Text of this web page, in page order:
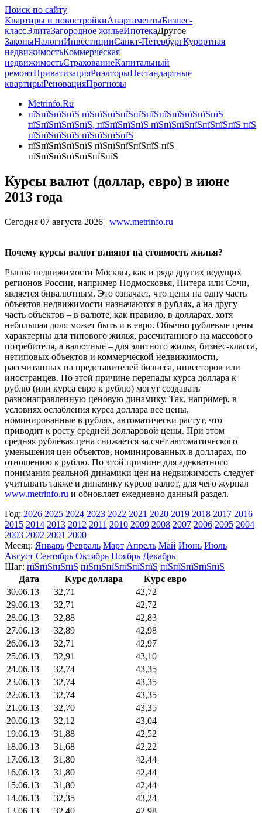
Поиск по сайту
Квартиры и новостройкиАпартаментыБизнес-
классЭлитаЗагородное жильеИпотекаДругое
ЗаконыНалогиИнвестицииСанкт-ПетербургКурортная
недвижимостьКоммерческая
недвижимостьСтрахованиеКапитальный
ремонтПриватизацияРиэлторыНестандартные
квартирыРеновацияПрогнозы
Metrinfo.Ru
пїЅпїЅпїЅпїЅ пїЅпїЅпїЅпїЅпїЅпїЅпїЅпїЅпїЅпїЅпїЅ
пїЅпїЅпїЅпїЅпїЅ, пїЅпїЅпїЅпїЅ пїЅпїЅпїЅпїЅпїЅпїЅпїЅ пїЅ
пїЅпїЅпїЅпїЅ пїЅпїЅпїЅпїЅ
пїЅпїЅпїЅпїЅпїЅ пїЅпїЅпїЅпїЅпїЅ пїЅ
пїЅпїЅпїЅпїЅпїЅпїЅпїЅ
Курсы валют (доллар, евро) в июне
2013 года
Сегодня 07 августа 2026 | www.metrinfo.ru
Почему курсы валют влияют на стоимость жилья?
Рынок недвижимости Москвы, как и ряда других ведущих
регионов России, например Подмосковья, Питера или Сочи,
является бивалютным. Это означает, что цены на одну часть
объектов недвижимости назначаются в рублях, а на другу
часть объектов – в валюте, как правило, в долларах, хотя
небольшая доля может быть и в евро. Обычно рублевые цены
характерны для типового жилья, рассчитанного на массового
потребителя, а валютные – для элитного жилья, бизнес-класса,
нетиповых объектов и коммерческой недвижимости,
рассчитанных на представителей бизнеса, инвесторов или
иностранцев. По этой причине перепады курса доллара к
рублю (или курса евро к рублю) могут создавать
разнонаправленную ценовую динамику. Так, например, в
условиях ослабления курса доллара все цены,
номинированные в рублях, автоматически растут, что
приводит к росту средней долларовой цены. При этом
средняя рублевая цена снижается за счет автоматического
уменьшения цен объектов, номинированных в долларах, по
отношению к рублю. По этой причине для адекватного
понимания реальной динамики цен на недвижимость следует
учитывать также и динамику курсов валют, для чего журнал
www.metrinfo.ru и обновляет ежедневно данный раздел.
Год: 2026 2025 2024 2023 2022 2021 2020 2019 2018 2017 2016
2015 2014 2013 2012 2011 2010 2009 2008 2007 2006 2005 2004
2003 2002 2001 2000
Месяц: Январь Февраль Март Апрель Май Июнь Июль
Август Сентябрь Октябрь Ноябрь Декабрь
Шаг: пїЅпїЅпїЅпїЅ пїЅпїЅпїЅпїЅпїЅпїЅ пїЅпїЅпїЅпїЅпїЅ
Дата
Курс доллара
Курс евро
30.06.13
32,71
42,72
29.06.13
32,71
42,72
28.06.13
32,88
42,83
27.06.13
32,89
42,98
26.06.13
32,71
42,97
25.06.13
32,91
43,10
24.06.13
32,74
43,35
23.06.13
32,74
43,35
22.06.13
32,74
43,35
21.06.13
32,70
43,35
20.06.13
32,12
43,04
19.06.13
31,88
42,52
18.06.13
31,68
42,22
17.06.13
31,80
42,44
16.06.13
31,80
42,44
15.06.13
31,80
42,44
14.06.13
32,35
43,24
13.06.13
32,40
42,98